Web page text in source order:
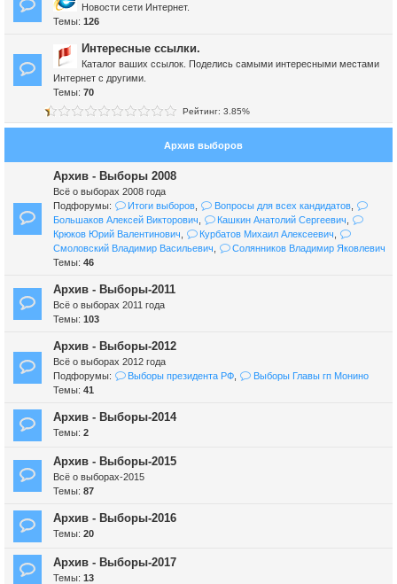
Новости сети Интернет.
Темы: 126
Интересные ссылки.
Каталог ваших ссылок. Поделись самыми интересными местами
Интернет с другими.
Темы: 70
Рейтинг: 3.85%
Архив выборов
Архив - Выборы 2008
Всё о выборах 2008 года
Подфорумы:
Итоги выборов Вопросы для всех кандидатов,
Большаков Алексей Викторович
Кашкин Анатолий Сергеевич
Крюков Юрий Валентинович
Курбатов Михаил Алексеевич
Смоловский Владимир Васильевич
Солянников Владимир Яковлевич
Темы: 46
Архив - Выборы-2011
Всё о выборах 2011 года
Темы: 103
Архив - Выборы-2012
Всё о выборах 2012 года
Подфорумы:
Выборы президента РФ
Выборы Главы гп Монино
Темы: 41
Архив - Выборы-2014
Темы: 2
Архив - Выборы-2015
Всё о выборах-2015
Темы: 87
Архив - Выборы-2016
Темы: 20
Архив - Выборы-2017
Темы: 13